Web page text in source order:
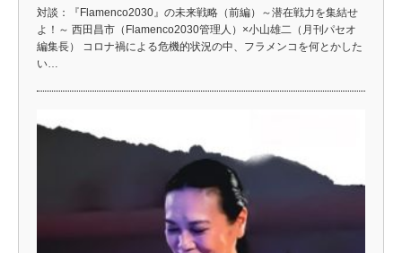
対談：『Flamenco2030』の未来戦略（前編）～潜在戦力を集結せ
よ！～ 西田昌市（Flamenco2030管理人）×小山雄二（月刊パセオ
編集長） コロナ禍による危機的状況の中、フラメンコを何とかした
い…